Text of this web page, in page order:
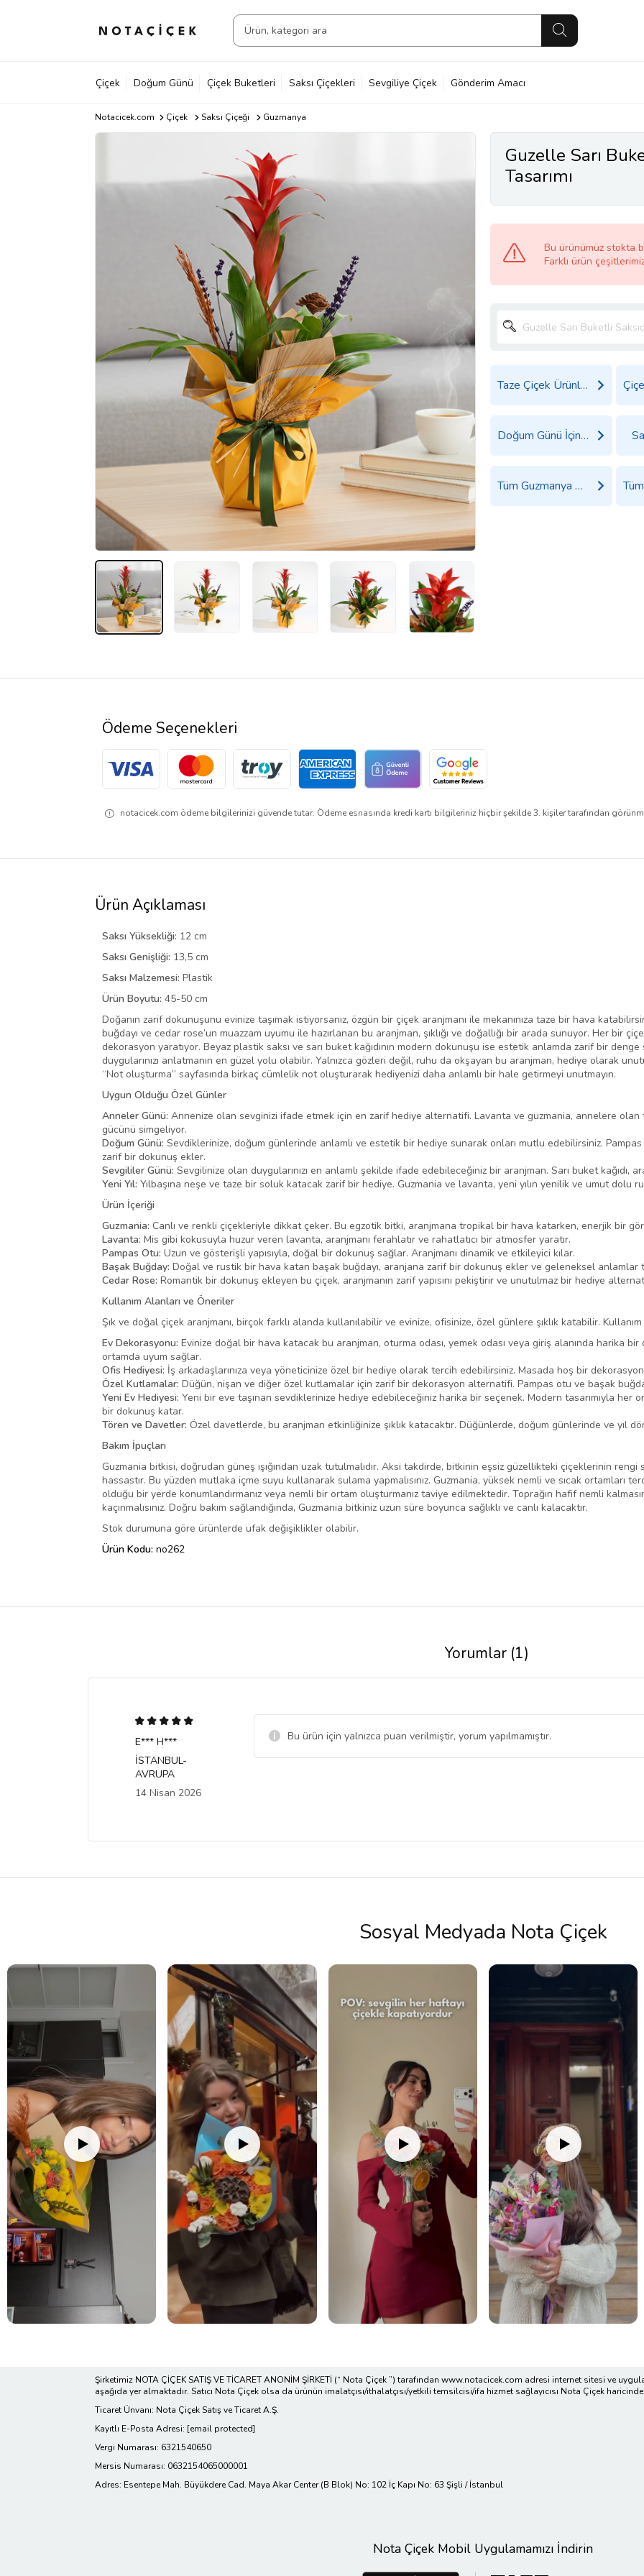
Çiçek Doğum Günü Çiçek Buketleri Saksı Çiçekleri Sevgiliye Çiçek Gönderim Amacı
Notacicek.com Çiçek Saksı Çiçeği Guzmanya
Guzelle Sarı
Tasarımı
Bu ürünümüz stokta
Farklı ürün
Taze Çiçek Ürünleri
Doğum Günü İçin Çiçek
Tüm Guzmanya Ürünleri
Ödeme Seçenekleri
notacicek.com ödeme bilgilerinizi güvende tutar. Ödeme esnasında kredi kartı bilgileriniz hiçbir şekilde 3. kişiler tarafından
Ürün Açıklaması
Saksı Yüksekliği: 12 cm
Saksı Genişliği: 13,5 cm
Saksı Malzemesi: Plastik
Ürün Boyutu: 45-50 cm
Doğanın zarif dokunuşunu evinize taşımak istiyorsanız, özgün bir çiçek aranjmanı ile mekanınıza taze bir hava
buğdayı ve cedar rose’un muazzam uyumu ile hazırlanan bu aranjman, şıklığı ve doğallığı bir arada sunuyor. Her bir
dekorasyon yaratıyor. Beyaz plastik saksı ve sarı buket kağıdının modern dokunuşu ise estetik anlamda zarif bir denge
duygularınızı anlatmanın en güzel yolu olabilir. Yalnızca gözleri değil, ruhu da okşayan bu aranjman, hediye olarak
“Not oluşturma” sayfasında birkaç cümlelik not oluşturarak hediyenizi daha anlamlı bir hale getirmeyi unutmayın.
Uygun Olduğu Özel Günler
Anneler Günü: Annenize olan sevginizi ifade etmek için en zarif hediye alternatifi. Lavanta ve guzmania, annelere olan
gücünü simgeliyor.
Doğum Günü: Sevdiklerinize, doğum günlerinde anlamlı ve estetik bir hediye sunarak onları mutlu edebilirsiniz.
zarif bir dokunuş ekler.
Sevgililer Günü: Sevgilinize olan duygularınızı en anlamlı şekilde ifade edebileceğiniz bir aranjman. Sarı buket kağıdı,
Yeni Yıl: Yılbaşına neşe ve taze bir soluk katacak zarif bir hediye. Guzmania ve lavanta, yeni yılın yenilik ve umut dolu
Ürün İçeriği
Guzmania: Canlı ve renkli çiçekleriyle dikkat çeker. Bu egzotik bitki, aranjmana tropikal bir hava katarken, enerjik bir
Lavanta: Mis gibi kokusuyla huzur veren lavanta, aranjmanı ferahlatır ve rahatlatıcı bir atmosfer yaratır.
Pampas Otu: Uzun ve gösterişli yapısıyla, doğal bir dokunuş sağlar. Aranjmanı dinamik ve etkileyici kılar.
Başak Buğday: Doğal ve rustik bir hava katan başak buğdayı, aranjana zarif bir dokunuş ekler ve geleneksel anlamlar
Cedar Rose: Romantik bir dokunuş ekleyen bu çiçek, aranjmanın zarif yapısını pekiştirir ve unutulmaz bir hediye
Kullanım Alanları ve Öneriler
Şık ve doğal çiçek aranjmanı, birçok farklı alanda kullanılabilir ve evinize, ofisinize, özel günlere şıklık katabilir. Kullanım
Ev Dekorasyonu: Evinize doğal bir hava katacak bu aranjman, oturma odası, yemek odası veya giriş alanında harika bir
ortamda uyum sağlar.
Ofis Hediyesi: İş arkadaşlarınıza veya yöneticinize özel bir hediye olarak tercih edebilirsiniz. Masada hoş bir
Özel Kutlamalar: Düğün, nişan ve diğer özel kutlamalar için zarif bir dekorasyon alternatifi. Pampas otu ve başak
Yeni Ev Hediyesi: Yeni bir eve taşınan sevdiklerinize hediye edebileceğiniz harika bir seçenek. Modern tasarımıyla her
bir dokunuş katar.
Tören ve Davetler: Özel davetlerde, bu aranjman etkinliğinize şıklık katacaktır. Düğünlerde, doğum günlerinde ve yıl
Bakım İpuçları
Guzmania bitkisi, doğrudan güneş ışığından uzak tutulmalıdır. Aksi takdirde, bitkinin eşsiz güzellikteki çiçeklerinin
hassastır. Bu yüzden mutlaka içme suyu kullanarak sulama yapmalısınız. Guzmania, yüksek nemli ve sıcak ortamları
olduğu bir yerde konumlandırmanız veya nemli bir ortam oluşturmanız taviye edilmektedir. Toprağın hafif nemli
kaçınmalısınız. Doğru bakım sağlandığında, Guzmania bitkiniz uzun süre boyunca sağlıklı ve canlı kalacaktır.
Stok durumuna göre ürünlerde ufak değişiklikler olabilir.
Ürün Kodu: no262
Yorumlar (1)
E*** H***
İSTANBUL-
AVRUPA
14 Nisan 2026
Bu ürün için yalnızca puan verilmiştir, yorum yapılmamıştır.
Sosyal Medyada Nota Çiçek
Şirketimiz NOTA ÇİÇEK SATIŞ VE TİCARET ANONİM ŞİRKETİ (“ Nota Çiçek ”) tarafından www.notacicek.com adresi internet sitesi ve
aşağıda yer almaktadır. Satıcı Nota Çiçek olsa da ürünün imalatçısı/ithalatçısı/yetkili temsilcisi/ifa hizmet sağlayıcısı Nota Çiçek
Ticaret Ünvanı: Nota Çiçek Satış ve Ticaret A.Ş.
Kayıtlı E-Posta Adresi: [email protected]
Vergi Numarası: 6321540650
Mersis Numarası: 0632154065000001
Adres: Esentepe Mah. Büyükdere Cad. Maya Akar Center (B Blok) No: 102 İç Kapı No: 63 Şişli / İstanbul
Nota Çiçek Mobil Uygulamamızı İndirin